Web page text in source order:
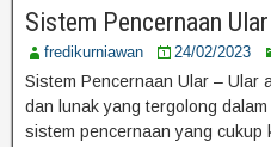
Sistem Pencernaan
fredikurniawan 24/02/2023
Sistem Pencernaan Ular – Ular
dan lunak yang tergolong
sistem pencernaan yang cukup